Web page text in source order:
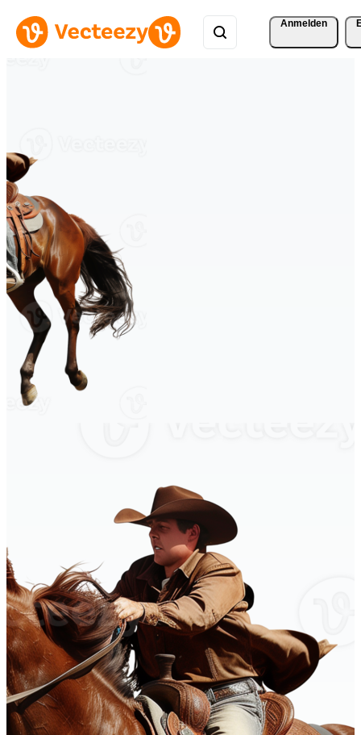
Anmelden